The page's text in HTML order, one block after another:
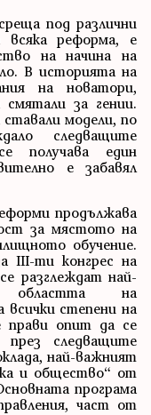
под различни
реформа, е
на начина на
В историята на
на новатори,
за гении.
ставали модели, по
следващите
получава един
е забавял
продължава
за мястото на
обучение.
III-ти конгрес на
разглеждат най-
на
всички степени на
прави опит да се
през следващите
най-важният
и общество“ от
програма
част от